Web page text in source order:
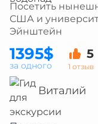
Посетить
США и
Эйнштейн
1395$ 5
1 отзыв
за одного
Виталий